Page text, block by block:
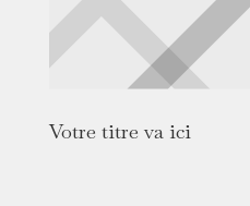
Votre titre va ici